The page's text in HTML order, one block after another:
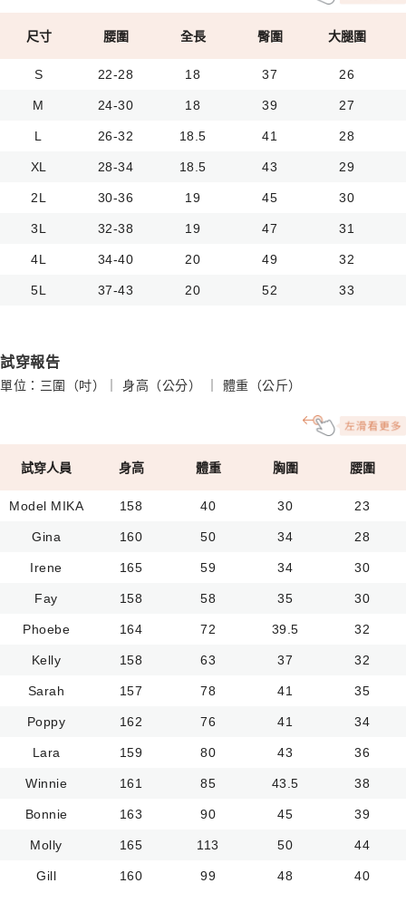
尺寸 腰圍 全長 臀圍 大腿圍
S 22-28 18 37 26
M 24-30 18 39 27
L 26-32 18.5 41 28
XL 28-34 18.5 43 29
2L 30-36 19 45 30
3L 32-38 19 47 31
4L 34-40 20 49 32
5L 37-43 20 52 33
試穿報告
單位：三圍（吋）｜ 身高（公分） ｜ 體重（公斤）
試穿人員 身高 體重 胸圍 腰圍
Model MIKA 158 40 30 23
Gina 160 50 34 28
Irene 165 59 34 30
Fay 158 58 35 30
Phoebe 164 72 39.5 32
Kelly 158 63 37 32
Sarah 157 78 41 35
Poppy 162 76 41 34
Lara 159 80 43 36
Winnie 161 85 43.5 38
Bonnie 163 90 45 39
Molly 165 113 50 44
Gill 160 99 48 40